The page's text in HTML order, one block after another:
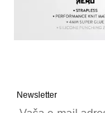
Newsletter